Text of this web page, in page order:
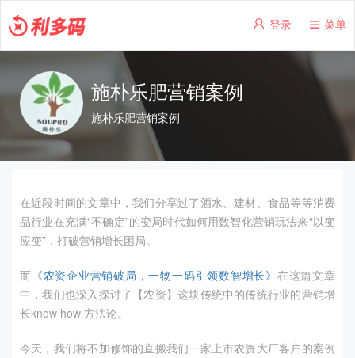
菜单
登录
施朴乐肥营销案例
施朴乐肥营销案例
在近段时间的文章中，我们分享过了酒水、建材、食品等等消费
品行业在充满“不确定”的变局时代如何用数智化营销玩法来“以变
应变”，打破营销增长困局。
而 《农资企业营销破局，一物一码引领数智增长》 在这篇文章
中，我们也深入探讨了【农资】这块传统中的传统行业的营销增
长know how 方法论。
今天，我们将不加修饰的直搬我们一家上市农资大厂客户的案例